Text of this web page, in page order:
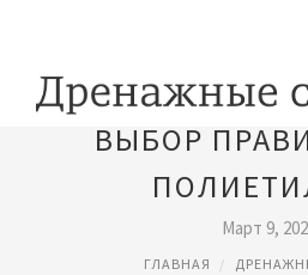
ВЫБОР
Март 9,
ГЛАВНАЯ